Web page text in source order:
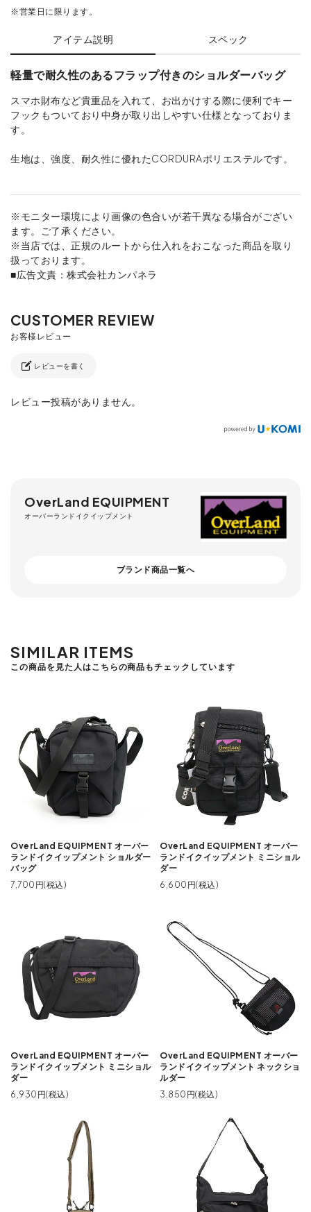
※営業日に限ります。
アイテム説明 スペック
軽量で耐久性のあるフラップ付きのショルダーバッグ
スマホ財布など貴重品を入れて、お出かけする際に便利でキー
フックもついており中身が取り出しやすい仕様となっておりま
す。
生地は、強度、耐久性に優れたCORDURAポリエステルです。
※モニター環境により画像の色合いが若干異なる場合がござい
ます。ご了承ください。
※当店では、正規のルートから仕入れをおこなった商品を取り
扱っております。
■広告文責：株式会社カンパネラ
レビューを書く
レビュー投稿がありません。
OverLand EQUIPMENT
オーバーランドイクイップメント
ブランド商品一覧へ
SIMILAR ITEMS
この商品を見た人はこちらの商品もチェックしています
OverLand EQUIPMENT オーバー
ランドイクイップメント ショルダー
バッグ
7,700円(税込)
OverLand EQUIPMENT オーバー
ランドイクイップメント ミニショル
ダー
6,600円(税込)
OverLand EQUIPMENT オーバー
ランドイクイップメント ミニショル
ダー
6,930円(税込)
OverLand EQUIPMENT オーバー
ランドイクイップメント ネックショ
ルダー
3,850円(税込)